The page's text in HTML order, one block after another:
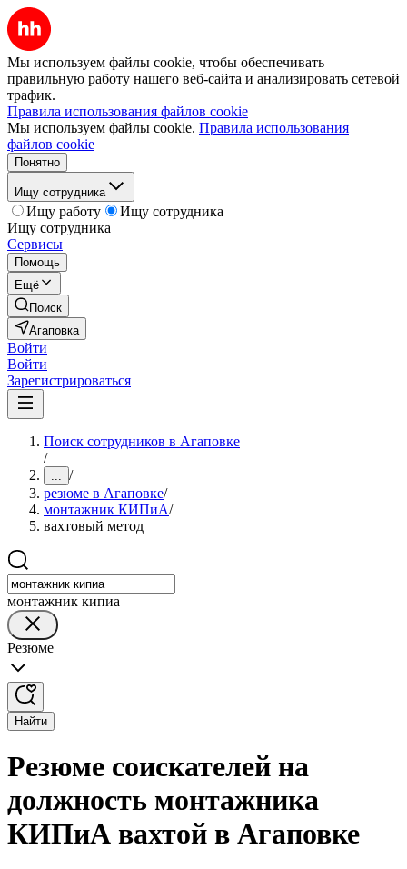
Мы используем файлы cookie, чтобы обеспечивать
правильную работу нашего веб-сайта и анализировать сетевой
трафик.
Правила использования файлов cookie
Мы используем файлы cookie. Правила использования
файлов cookie
Понятно
Ищу сотрудника
Ищу работу
Ищу сотрудника
Ищу сотрудника
Сервисы
Помощь
Ещё
Поиск
Агаповка
Войти
Войти
Зарегистрироваться
Поиск сотрудников в Агаповке
/
... /
резюме в Агаповке/
монтажник КИПиА/
вахтовый метод
монтажник кипиа
Резюме
Найти
Резюме соискателей на
должность монтажника
КИПиА вахтой в Агаповке